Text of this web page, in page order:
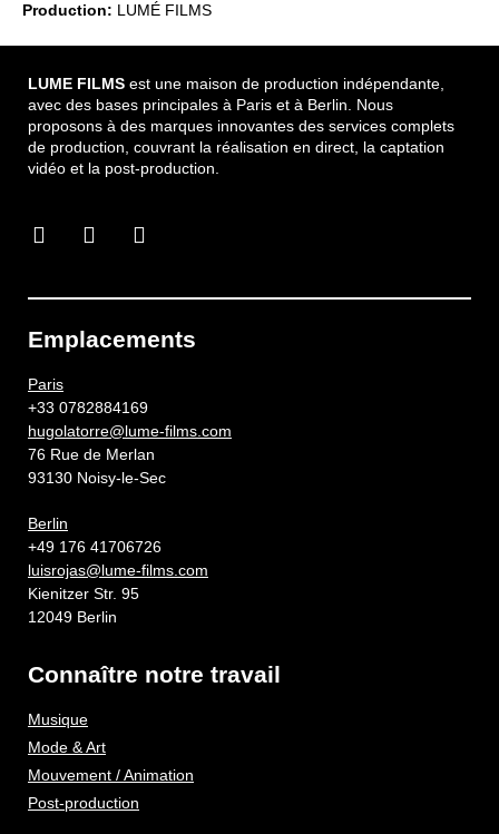
Production: LUMÉ FILMS
LUME FILMS est une maison de production indépendante,
avec des bases principales à Paris et à Berlin. Nous
proposons à des marques innovantes des services complets
de production, couvrant la réalisation en direct, la captation
vidéo et la post-production.
Emplacements
Paris
+33 0782884169
hugolatorre@lume-films.com
76 Rue de Merlan
93130 Noisy-le-Sec
Berlin
+49 176 41706726
luisrojas@lume-films.com
Kienitzer Str. 95
12049 Berlin
Connaître notre travail
Musique
Mode & Art
Mouvement / Animation
Post-production